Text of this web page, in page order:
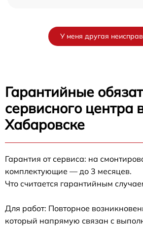
У меня другая
Гарантийные
сервисного центра
Хабаровске
Гарантия от сервиса: на
комплектующие — до 3 месяцев.
Что считается гарантийным
Для работ: Повторное
который напрямую связан с